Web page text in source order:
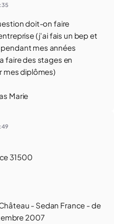
doit-on faire
( j'ai fais un bep et
mes années
faire des stages en
mes diplômes)
Marie
31500
- Sedan France - de
2007